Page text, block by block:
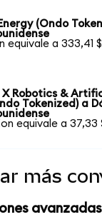
(Ondo
equivale a 333,41 $
X Robotics &
Tokenized) a
equivale a 37,33
más